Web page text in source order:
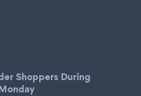
Shoppers During